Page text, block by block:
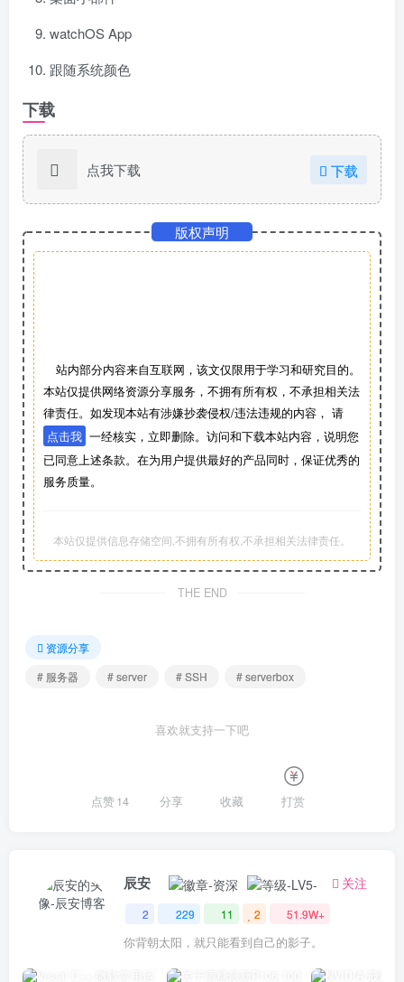
watchOS App
跟随系统颜色
下载
点我下载 下载
版权声明
站内部分内容来自互联网，该文仅限用于学习和研究目的。
本站仅提供网络资源分享服务，不拥有所有权，不承担相关法
律责任。如发现本站有涉嫌抄袭侵权/违法违规的内容， 请
点击我 一经核实，立即删除。访问和下载本站内容，说明您
已同意上述条款。在为用户提供最好的产品同时，保证优秀的
服务质量。
本站仅提供信息存储空间,不拥有所有权,不承担相关法律责任。
THE END
资源分享
# 服务器
# server # SSH # serverbox
喜欢就支持一下吧
点赞14 分享 收藏 打赏
辰安 关注
2 229 11 2 51.9W+
你背朝太阳，就只能看到自己的影子。